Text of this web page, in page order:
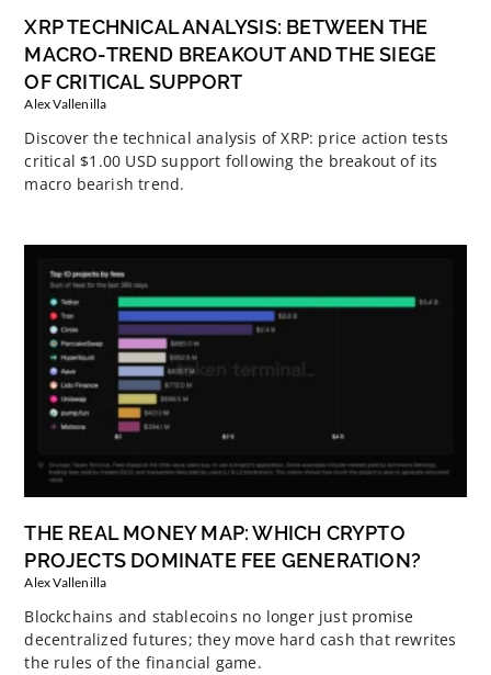
XRP TECHNICAL ANALYSIS: BETWEEN THE
MACRO-TREND BREAKOUT AND THE SIEGE
OF CRITICAL SUPPORT
Alex Vallenilla
Discover the technical analysis of XRP: price action tests
critical $1.00 USD support following the breakout of its
macro bearish trend.
THE REAL MONEY MAP: WHICH CRYPTO
PROJECTS DOMINATE FEE GENERATION?
Alex Vallenilla
Blockchains and stablecoins no longer just promise
decentralized futures; they move hard cash that rewrites
the rules of the financial game.